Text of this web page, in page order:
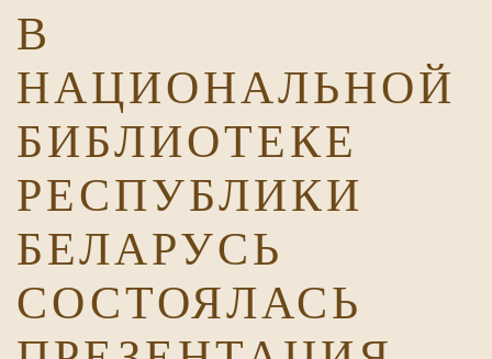
В
НАЦИОНАЛЬНОЙ
БИБЛИОТЕКЕ
РЕСПУБЛИКИ
БЕЛАРУСЬ
СОСТОЯЛАСЬ